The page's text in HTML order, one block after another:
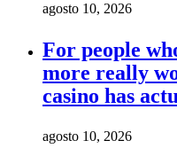
agosto 10, 2026
For people
more really
casino has
agosto 10, 2026